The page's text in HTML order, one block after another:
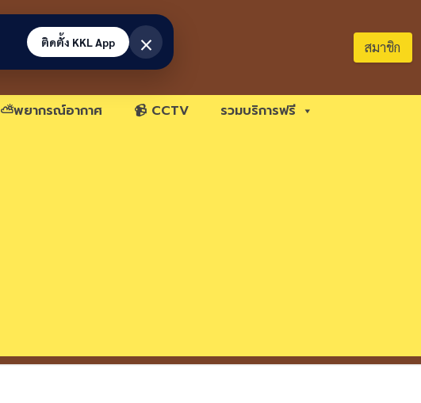
สมาชิก
⛅พยากรณ์อากาศ 📹 CCTV รวมบริการฟรี
ติดตั้ง KKL App ×